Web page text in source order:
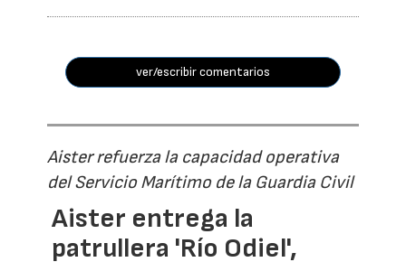
ver/escribir comentarios
Aister refuerza la capacidad operativa
del Servicio Marítimo de la Guardia Civil
Aister entrega la
patrullera 'Río Odiel',